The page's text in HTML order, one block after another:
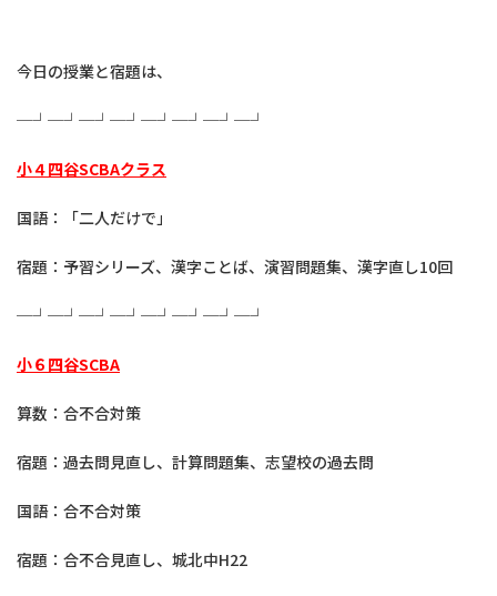
今日の授業と宿題は、
─┘─┘─┘─┘─┘─┘─┘─┘
小４四谷SCBAクラス
国語：「二人だけで」
宿題：予習シリーズ、漢字ことば、演習問題集、漢字直し10回
─┘─┘─┘─┘─┘─┘─┘─┘
小６四谷SCBA
算数：合不合対策
宿題：過去問見直し、計算問題集、志望校の過去問
国語：合不合対策
宿題：合不合見直し、城北中H22